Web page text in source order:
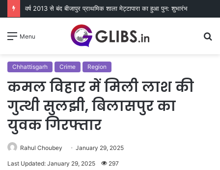
वर्ष 2013 से बंद बीजापुर प्राथमिक शाला मेट्टापारा का हुआ पुन: शुभारंभ
Menu
Chhattisgarh Crime Region
कमल विहार में मिली लाश की
गुत्थी सुलझी, बिलासपुर का
युवक गिरफ्तार
Rahul Choubey January 29, 2025
Last Updated: January 29, 2025 297